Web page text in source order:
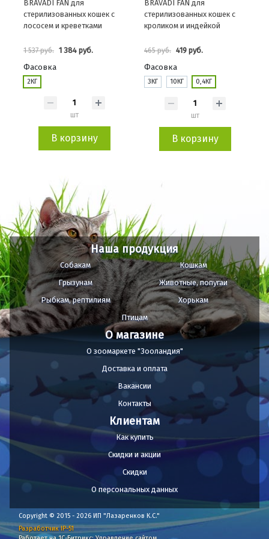
BRAVADI FAN для
стерилизованных кошек с
лососем и креветками
1 537 руб. 1 384 руб.
Фасовка
2КГ
шт
В корзину
BRAVADI FAN для
стерилизованных кошек с
кроликом и индейкой
465 руб. 419 руб.
Фасовка
3КГ 10КГ 0,4КГ
шт
В корзину
Наша продукция
Собакам
Кошкам
Грызунам
Животные, попугаи
Рыбкам, рептилиям
Хорькам
Птицам
О магазине
О зоомаркете "Зооландия"
Доставка и оплата
Вакансии
Контакты
Клиентам
Как купить
Скидки и акции
Скидки
О персональных данных
Copyright © 2015 - 2026 ИП "Лазаренков К.С."
Разработчик IP-51